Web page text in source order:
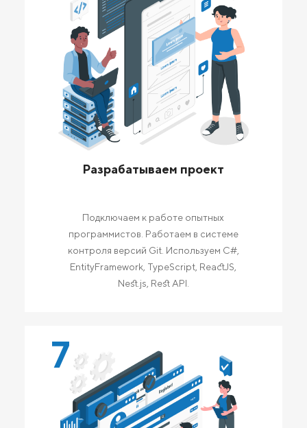
Разрабатываем проект
Подключаем к работе опытных
программистов. Работаем в системе
контроля версий Git. Используем C#,
EntityFramework, TypeScript, ReactJS,
Nest.js, Rest API.
7